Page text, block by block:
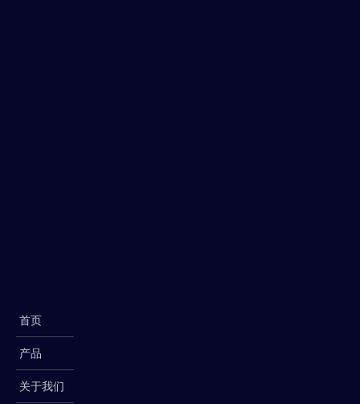
首页
产品
关于我们